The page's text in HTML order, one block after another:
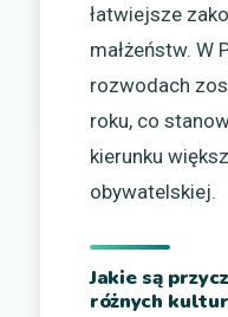
łatwiejsze
małżeństw. W
rozwodach
roku, co
kierunku
obywatelskiej.
Jakie są
różnych